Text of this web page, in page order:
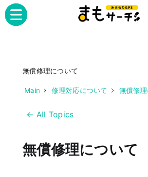
無償修理について
Main 修理対応について 無償修
← All Topics
無償修理について